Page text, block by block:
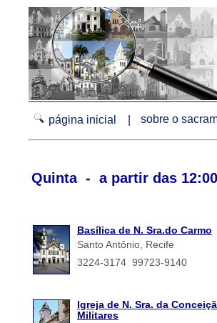
página inicial | sobre o
Quinta - a partir das
Basílica de N. Sra.do Carmo
Santo Antônio, Recife
3224-3174 99723-9140
Igreja de N. Sra. da
Militares